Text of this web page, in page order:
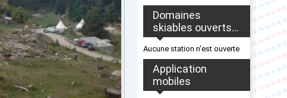
Domaines
skiables ouverts...
Aucune station n'est ouverte
Application
mobiles